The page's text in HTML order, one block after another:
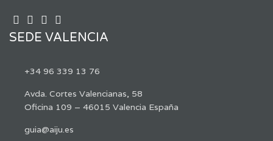
SEDE VALENCIA
+34 96 339 13 76
Avda. Cortes Valencianas, 58
Oficina 109 – 46015 Valencia España
guia@aiju.es